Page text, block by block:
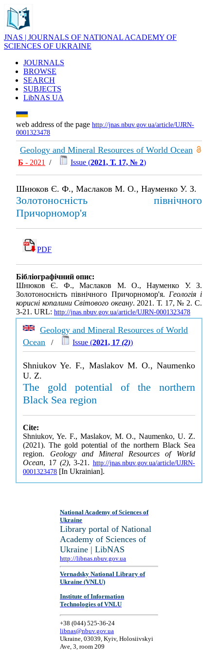
JNAS | JOURNALS OF NATIONAL ACADEMY OF
SCIENCES OF UKRAINE
JOURNALS
BROWSE
SEARCH
SUBJECTS
LibNAS UA
web address of the page http://jnas.nbuv.gov.ua/article/UJRN-
0001323478
Geology and Mineral Resources of World Ocean
Б - 2021 / Issue (2021, Т. 17, № 2)
Шнюков Є. Ф., Маслаков М. О., Науменко У. З.
Золотоносність північного
Причорномор'я
PDF
Бібліографічний опис:
Шнюков Є. Ф., Маслаков М. О., Науменко У. З.
Золотоносність північного Причорномор'я. Геологія і
корисні копалини Світового океану. 2021. Т. 17, № 2. С.
3-21. URL: http://jnas.nbuv.gov.ua/article/UJRN-0001323478
Geology and Mineral Resources of World
Ocean / Issue (2021, 17(2))
Shniukov Ye. F., Maslakov M. O., Naumenko
U. Z.
The gold potential of the northern
Black Sea region
Cite:
Shniukov, Ye. F., Maslakov, M. O., Naumenko, U. Z.
(2021). The gold potential of the northern Black Sea
region. Geology and Mineral Resources of World
Ocean, 17 (2), 3-21. http://jnas.nbuv.gov.ua/article/UJRN-
0001323478 [In Ukrainian].
National Academy of Sciences of
Ukraine
Library portal of National
Academy of Sciences of
Ukraine | LibNAS
http://libnas.nbuv.gov.ua
Vernadsky National Library of
Ukraine (VNLU)
Institute of Information
Technologies of VNLU
+38 (044) 525-36-24
libnas@nbuv.gov.ua
Ukraine, 03039, Kyiv, Holosiivskyi
Ave, 3, room 209